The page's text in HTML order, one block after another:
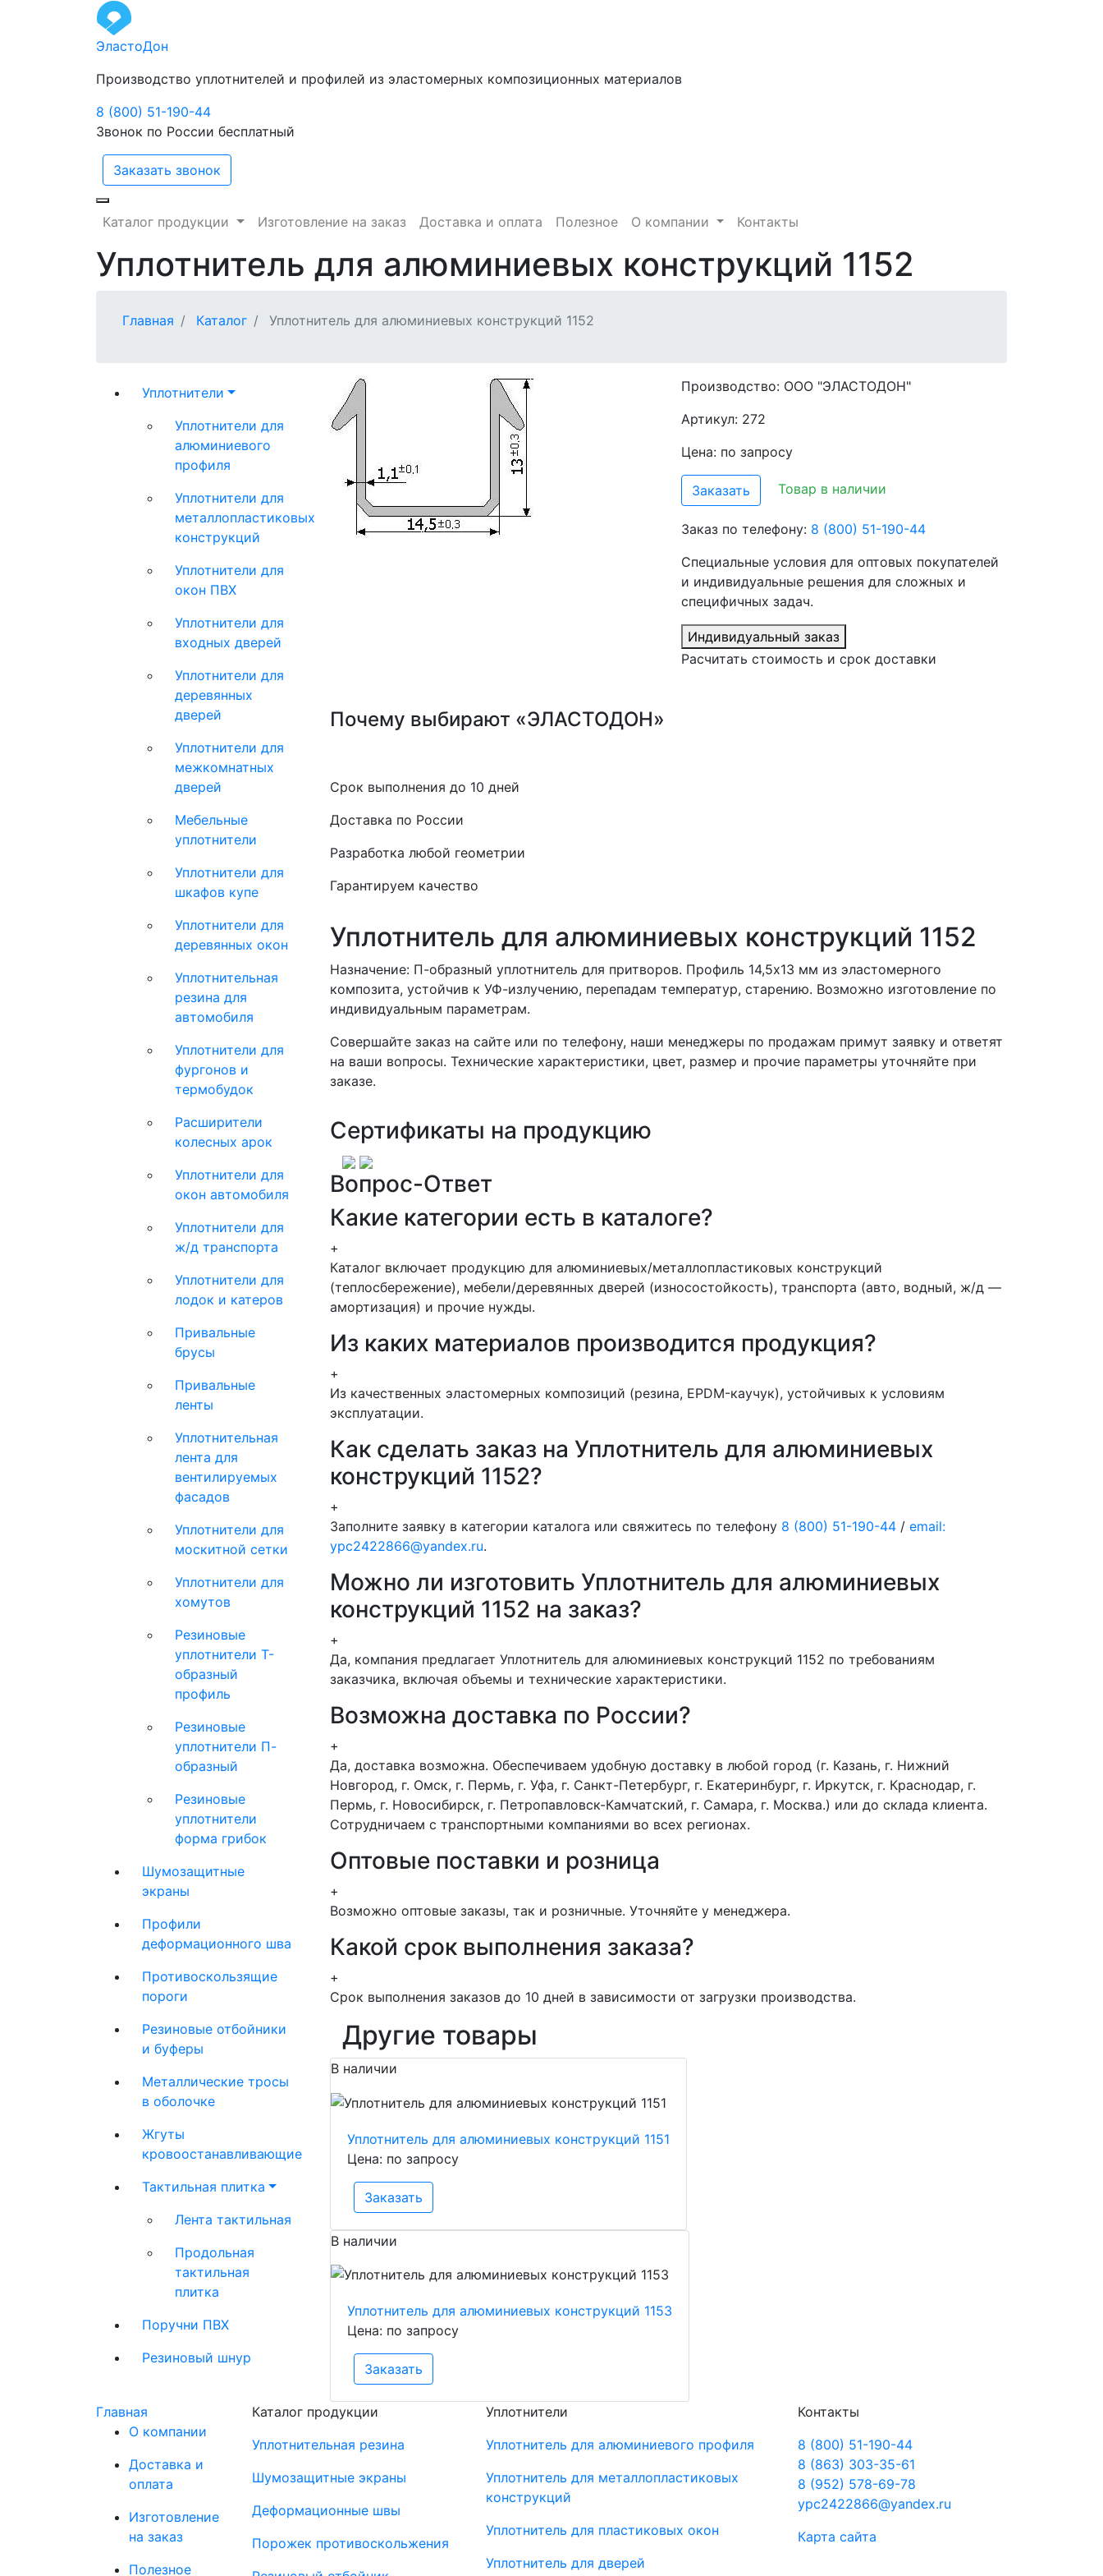
ЭластоДон
Производство уплотнителей и профилей из эластомерных композиционных материалов
8 (800) 51-190-44
Звонок по России бесплатный
Заказать звонок
Каталог продукции Изготовление на заказ Доставка и оплата Полезное О компании Контакты
Уплотнитель для алюминиевых конструкций 1152
Главная Каталог Уплотнитель для алюминиевых конструкций 1152
Производство: ООО "ЭЛАСТОДОН"
Артикул: 272
Цена: по запросу
Заказать Товар в наличии
Заказ по телефону: 8 (800) 51-190-44
Специальные условия для оптовых покупателей
и индивидуальные решения для сложных и
специфичных задач.
Индивидуальный заказ
Расчитать стоимость и срок доставки
Почему выбирают «ЭЛАСТОДОН»
Срок выполнения до 10 дней
Доставка по России
Разработка любой геометрии
Гарантируем качество
Уплотнитель для алюминиевых конструкций 1152
Назначение: П-образный уплотнитель для притворов. Профиль 14,5х13 мм из эластомерного
композита, устойчив к УФ-излучению, перепадам температур, старению. Возможно изготовление по
индивидуальным параметрам.
Совершайте заказ на сайте или по телефону, наши менеджеры по продажам примут заявку и ответят
на ваши вопросы. Технические характеристики, цвет, размер и прочие параметры уточняйте при
заказе.
Сертификаты на продукцию
Вопрос-Ответ
Какие категории есть в каталоге?
+
Каталог включает продукцию для алюминиевых/металлопластиковых конструкций
(теплосбережение), мебели/деревянных дверей (износостойкость), транспорта (авто, водный, ж/д —
амортизация) и прочие нужды.
Из каких материалов производится продукция?
+
Из качественных эластомерных композиций (резина, EPDM-каучук), устойчивых к условиям
эксплуатации.
Как сделать заказ на Уплотнитель для алюминиевых
конструкций 1152?
+
Заполните заявку в категории каталога или свяжитесь по телефону 8 (800) 51-190-44 / email:
ypc2422866@yandex.ru.
Можно ли изготовить Уплотнитель для алюминиевых
конструкций 1152 на заказ?
+
Да, компания предлагает Уплотнитель для алюминиевых конструкций 1152 по требованиям
заказчика, включая объемы и технические характеристики.
Возможна доставка по России?
+
Да, доставка возможна. Обеспечиваем удобную доставку в любой город (г. Казань, г. Нижний
Новгород, г. Омск, г. Пермь, г. Уфа, г. Санкт-Петербург, г. Екатеринбург, г. Иркутск, г. Краснодар, г.
Пермь, г. Новосибирск, г. Петропавловск-Камчатский, г. Самара, г. Москва.) или до склада клиента.
Сотрудничаем с транспортными компаниями во всех регионах.
Оптовые поставки и розница
+
Возможно оптовые заказы, так и розничные. Уточняйте у менеджера.
Какой срок выполнения заказа?
+
Срок выполнения заказов до 10 дней в зависимости от загрузки производства.
Другие товары
В наличии
Уплотнитель для алюминиевых конструкций 1151
Цена: по запросу
Заказать
В наличии
Уплотнитель для алюминиевых конструкций 1153
Цена: по запросу
Заказать
Уплотнители
Уплотнители для
алюминиевого
профиля
Уплотнители для
металлопластиковых
конструкций
Уплотнители для
окон ПВХ
Уплотнители для
входных дверей
Уплотнители для
деревянных
дверей
Уплотнители для
межкомнатных
дверей
Мебельные
уплотнители
Уплотнители для
шкафов купе
Уплотнители для
деревянных окон
Уплотнительная
резина для
автомобиля
Уплотнители для
фургонов и
термобудок
Расширители
колесных арок
Уплотнители для
окон автомобиля
Уплотнители для
ж/д транспорта
Уплотнители для
лодок и катеров
Привальные
брусы
Привальные
ленты
Уплотнительная
лента для
вентилируемых
фасадов
Уплотнители для
москитной сетки
Уплотнители для
хомутов
Резиновые
уплотнители Т-
образный
профиль
Резиновые
уплотнители П-
образный
Резиновые
уплотнители
форма грибок
Шумозащитные
экраны
Профили
деформационного шва
Противоскользящие
пороги
Резиновые отбойники
и буферы
Металлические тросы
в оболочке
Жгуты
кровоостанавливающие
Тактильная плитка
Лента тактильная
Продольная
тактильная
плитка
Поручни ПВХ
Резиновый шнур
Главная
О компании
Доставка и
оплата
Изготовление
на заказ
Полезное
Каталог продукции
Уплотнительная резина
Шумозащитные экраны
Деформационные швы
Порожек противоскольжения
Уплотнители
Уплотнитель для алюминиевого профиля
Уплотнитель для металлопластиковых
конструкций
Уплотнитель для пластиковых окон
Уплотнитель для дверей
Контакты
8 (800) 51-190-44
8 (863) 303-35-61
8 (952) 578-69-78
ypc2422866@yandex.ru
Карта сайта